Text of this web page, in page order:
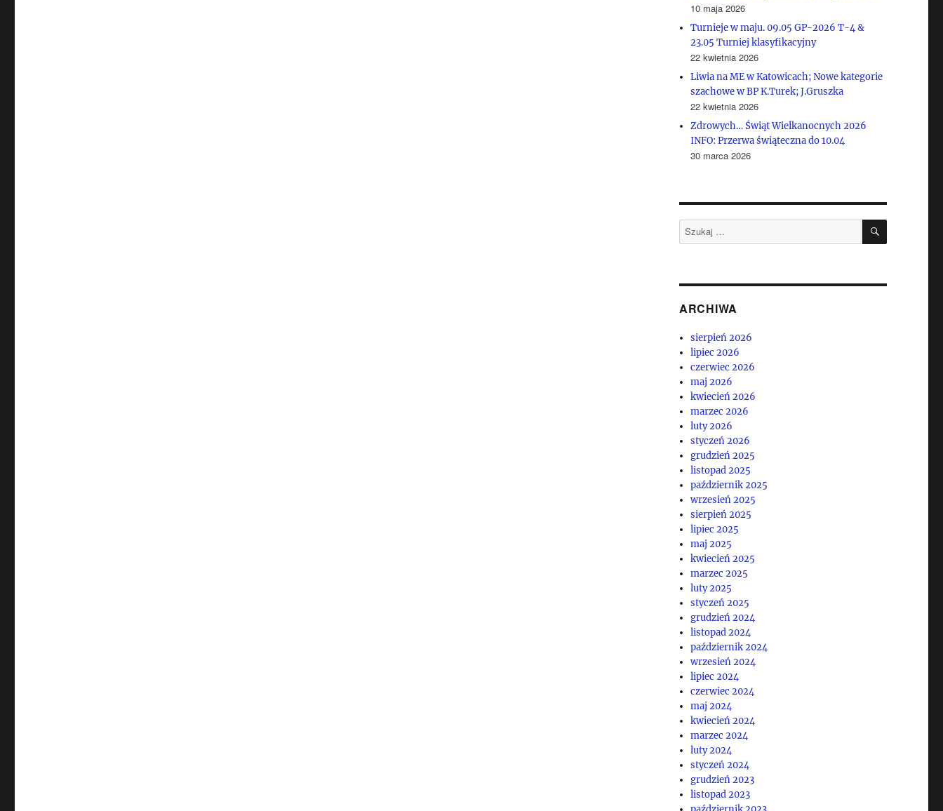
10 maja 2026
Turnieje w maju. 09.05 GP-2026 T-4 &
23.05 Turniej klasyfikacyjny
22 kwietnia 2026
Liwia na ME w Katowicach; Nowe kategorie
szachowe w BP K.Turek; J.Gruszka
22 kwietnia 2026
Zdrowych… Świąt Wielkanocnych 2026
INFO: Przerwa świąteczna do 10.04
30 marca 2026
Szukaj: SZUKAJ
ARCHIWA
sierpień 2026
lipiec 2026
czerwiec 2026
maj 2026
kwiecień 2026
marzec 2026
luty 2026
styczeń 2026
grudzień 2025
listopad 2025
październik 2025
wrzesień 2025
sierpień 2025
lipiec 2025
maj 2025
kwiecień 2025
marzec 2025
luty 2025
styczeń 2025
grudzień 2024
listopad 2024
październik 2024
wrzesień 2024
lipiec 2024
czerwiec 2024
maj 2024
kwiecień 2024
marzec 2024
luty 2024
styczeń 2024
grudzień 2023
listopad 2023